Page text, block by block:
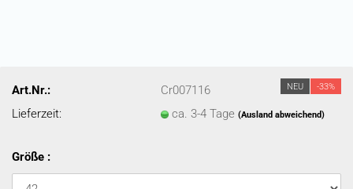
NEU -33%
Art.Nr.:
Cr007116
Lieferzeit:
ca. 3-4 Tage(Ausland abweichend)
Größe :